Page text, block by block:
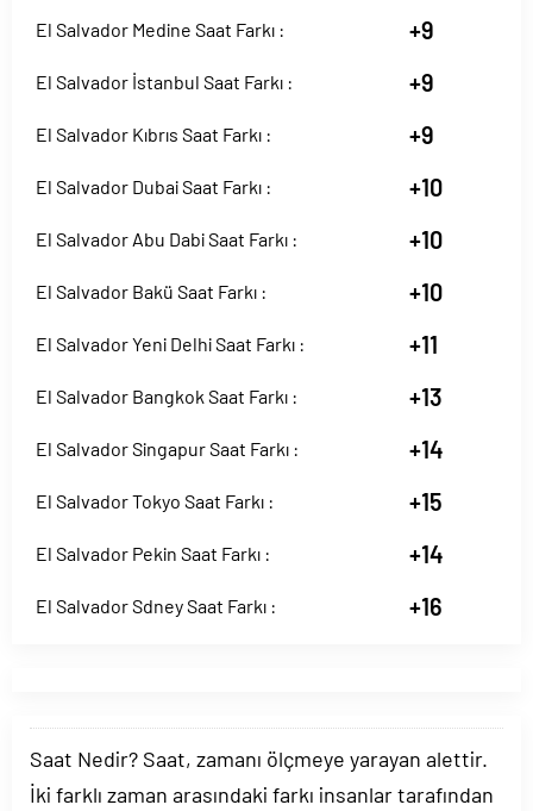
El Salvador Medine Saat Farkı : +9
El Salvador İstanbul Saat Farkı : +9
El Salvador Kıbrıs Saat Farkı : +9
El Salvador Dubai Saat Farkı : +10
El Salvador Abu Dabi Saat Farkı : +10
El Salvador Bakü Saat Farkı : +10
El Salvador Yeni Delhi Saat Farkı : +11
El Salvador Bangkok Saat Farkı : +13
El Salvador Singapur Saat Farkı : +14
El Salvador Tokyo Saat Farkı : +15
El Salvador Pekin Saat Farkı : +14
El Salvador Sdney Saat Farkı : +16
Saat Nedir? Saat, zamanı ölçmeye yarayan alettir.
İki farklı zaman arasındaki farkı insanlar tarafından